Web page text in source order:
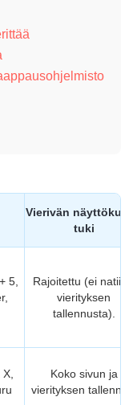
Vierivän
tuki
5,
Rajoitettu (ei natiivia
vierityksen
tallennusta).
Koko sivun ja
vierityksen tallennus.